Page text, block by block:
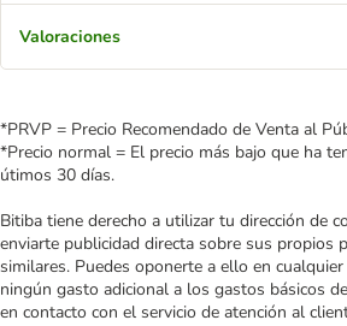
Valoraciones
*PRVP = Precio Recomendado de Venta al
*Precio normal = El precio más bajo que ha
útimos 30 días.
Bitiba tiene derecho a utilizar tu dirección de
enviarte publicidad directa sobre sus propios
similares. Puedes oponerte a ello en
ningún gasto adicional a los gastos básicos
en contacto con el servicio de atención al